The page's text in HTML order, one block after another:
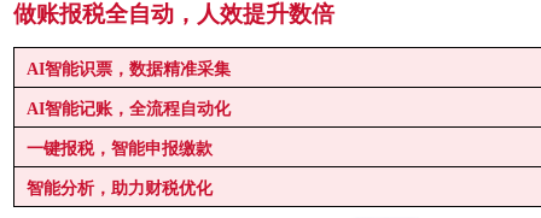
做账报税全自动，人效提升数倍
AI智能识票，数据精准采集
AI智能记账，全流程自动化
一键报税，智能申报缴款
智能分析，助力财税优化